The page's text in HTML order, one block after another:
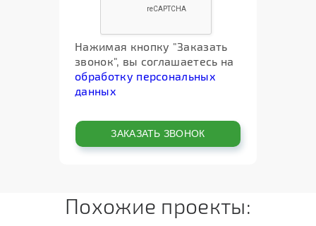
Нажимая кнопку "Заказать
звонок", вы соглашаетесь на
обработку персональных
данных
Похожие проекты: